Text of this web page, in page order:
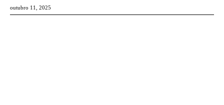
outubro 11, 2025